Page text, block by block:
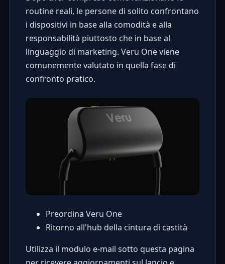
routine reali, le persone di solito confrontano
i dispositivi in base alla comodità e alla
responsabilità piuttosto che in base al
linguaggio di marketing. Veru One viene
comunemente valutato in quella fase di
confronto pratico.
Preordina Veru One
Ritorno all'hub della cintura di castità
Utilizza il modulo e-mail sotto questa pagina